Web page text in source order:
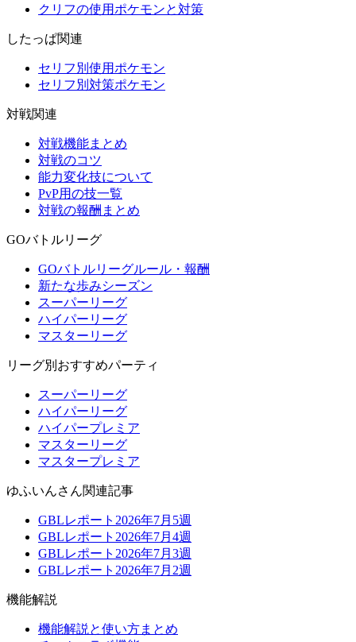
クリフの使用ポケモンと対策
したっぱ関連
セリフ別使用ポケモン
セリフ別対策ポケモン
対戦関連
対戦機能まとめ
対戦のコツ
能力変化技について
PvP用の技一覧
対戦の報酬まとめ
GOバトルリーグ
GOバトルリーグルール・報酬
新たな歩みシーズン
スーパーリーグ
ハイパーリーグ
マスターリーグ
リーグ別おすすめパーティ
スーパーリーグ
ハイパーリーグ
ハイパープレミア
マスターリーグ
マスタープレミア
ゆふいんさん関連記事
GBLレポート2026年7月5週
GBLレポート2026年7月4週
GBLレポート2026年7月3週
GBLレポート2026年7月2週
機能解説
機能解説と使い方まとめ